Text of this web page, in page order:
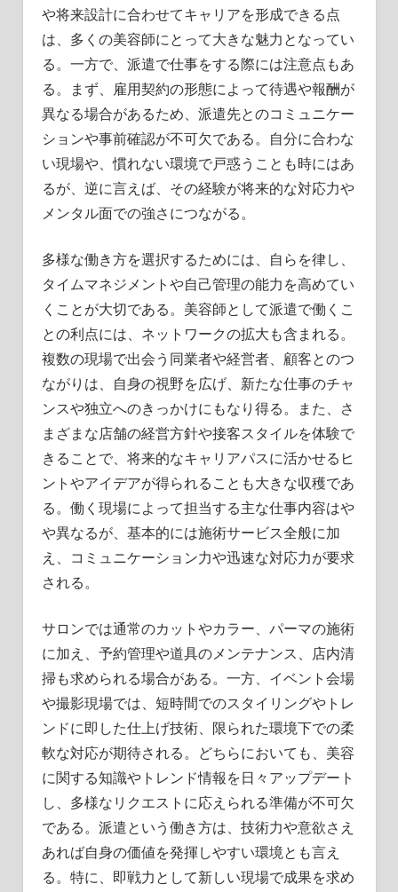
や将来設計に合わせてキャリアを形成できる点
は、多くの美容師にとって大きな魅力となってい
る。一方で、派遣で仕事をする際には注意点もあ
る。まず、雇用契約の形態によって待遇や報酬が
異なる場合があるため、派遣先とのコミュニケー
ションや事前確認が不可欠である。自分に合わな
い現場や、慣れない環境で戸惑うことも時にはあ
るが、逆に言えば、その経験が将来的な対応力や
メンタル面での強さにつながる。
多様な働き方を選択するためには、自らを律し、
タイムマネジメントや自己管理の能力を高めてい
くことが大切である。美容師として派遣で働くこ
との利点には、ネットワークの拡大も含まれる。
複数の現場で出会う同業者や経営者、顧客とのつ
ながりは、自身の視野を広げ、新たな仕事のチャ
ンスや独立へのきっかけにもなり得る。また、さ
まざまな店舗の経営方針や接客スタイルを体験で
きることで、将来的なキャリアパスに活かせるヒ
ントやアイデアが得られることも大きな収穫であ
る。働く現場によって担当する主な仕事内容はや
や異なるが、基本的には施術サービス全般に加
え、コミュニケーション力や迅速な対応力が要求
される。
サロンでは通常のカットやカラー、パーマの施術
に加え、予約管理や道具のメンテナンス、店内清
掃も求められる場合がある。一方、イベント会場
や撮影現場では、短時間でのスタイリングやトレ
ンドに即した仕上げ技術、限られた環境下での柔
軟な対応が期待される。どちらにおいても、美容
に関する知識やトレンド情報を日々アップデート
し、多様なリクエストに応えられる準備が不可欠
である。派遣という働き方は、技術力や意欲さえ
あれば自身の価値を発揮しやすい環境とも言え
る。特に、即戦力として新しい現場で成果を求め